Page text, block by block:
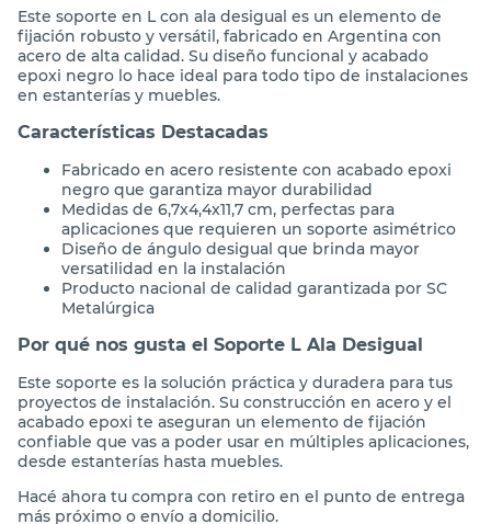
Este soporte en L con ala desigual es un elemento de
fijación robusto y versátil, fabricado en Argentina con
acero de alta calidad. Su diseño funcional y acabado
epoxi negro lo hace ideal para todo tipo de instalaciones
en estanterías y muebles.
Fabricado en acero resistente con acabado epoxi
negro que garantiza mayor durabilidad
Medidas de 6,7x4,4x11,7 cm, perfectas para
aplicaciones que requieren un soporte asimétrico
Diseño de ángulo desigual que brinda mayor
versatilidad en la instalación
Producto nacional de calidad garantizada por SC
Metalúrgica
Este soporte es la solución práctica y duradera para tus
proyectos de instalación. Su construcción en acero y el
acabado epoxi te aseguran un elemento de fijación
confiable que vas a poder usar en múltiples aplicaciones,
desde estanterías hasta muebles.